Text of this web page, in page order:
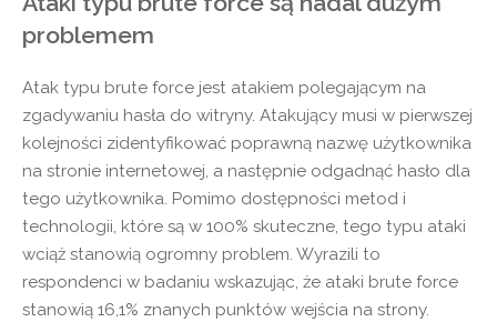
problemem
Atak typu brute force jest atakiem polegającym na
zgadywaniu hasła do witryny. Atakujący musi w pierwszej
kolejności zidentyfikować poprawną nazwę użytkownika
na stronie internetowej, a następnie odgadnąć hasło dla
tego użytkownika. Pomimo dostępności metod i
technologii, które są w 100% skuteczne, tego typu ataki
wciąż stanowią ogromny problem. Wyrazili to
respondenci w badaniu wskazując, że ataki brute force
stanowią 16,1% znanych punktów wejścia na strony.